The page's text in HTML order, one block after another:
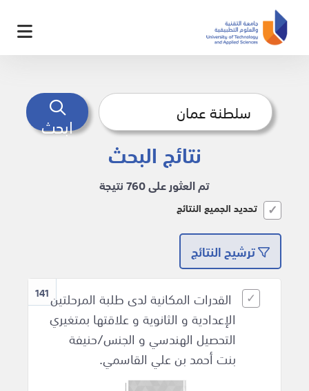
ابحث
نتائج البحث
تم العثور على 760 نتيجة
تحديد الجميع النتائج
ترشيح النتائج
141القدرات المكانية لدى طلبة المرحلتين
الإعدادية و الثانوية و علاقتها بمتغيري
التحصيل الهندسي و الجنس/حنيفة
بنت أحمد بن علي القاسمي.